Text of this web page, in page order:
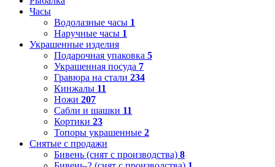
Часы
Водолазные часы 1
Наручные часы 1
Украшенные изделия
Подарочная упаковка 5
Украшенная посуда 7
Гравюра на стали 234
Кинжалы 11
Ножи 207
Сабли и шашки 11
Кортики 23
Топоры украшенные 2
Снятые с продажи
Бивень (снят с производства) 8